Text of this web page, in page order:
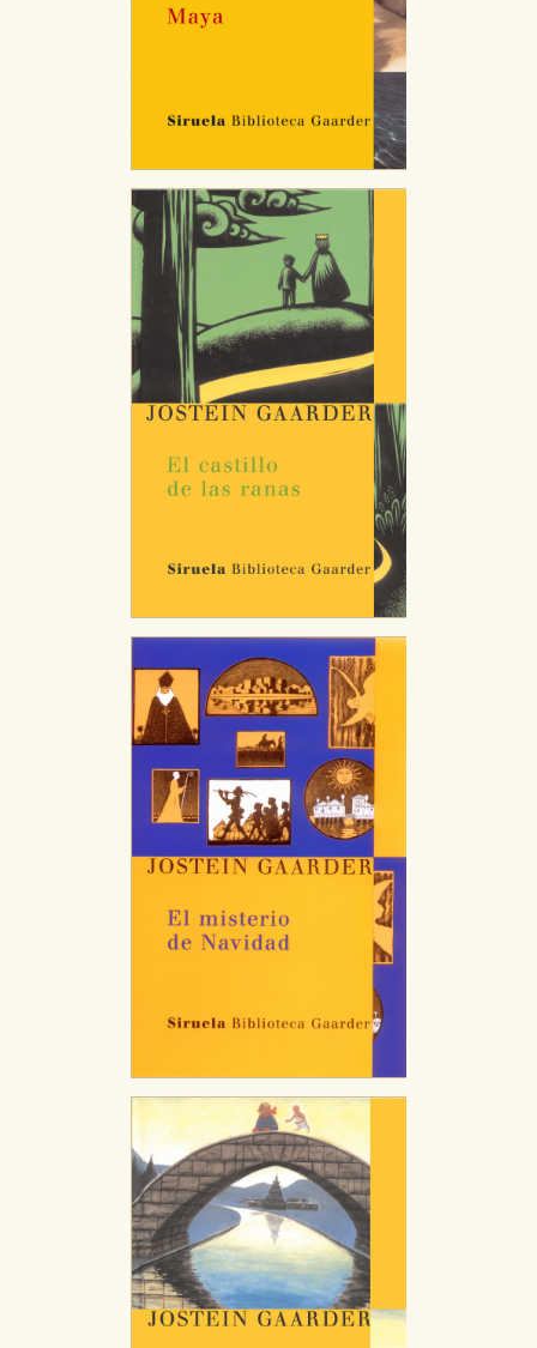
Estas cookies son necesarias para que nuestro sitio
web funcione y no es posible deshabilitarlas desde
nuestro sistema. Es posible hacerlo desde el
navegador, pero en ese caso es posible que algunas
correctamente.
Estas cookies se utilizan para mejorar su experiencia
de navegación y optimizar el funcionamiento de
nuestro sitio web. Almacenan configuraciones de
servicios para que no tenga que reconfigurarlos cada
vez que nos visita. La información es agregada y, por lo
tanto, es anónima.
Cookies de publicidad y redes sociales
Estas cookies son gestionadas por nuestros socios
publicitarios y se utilizan para mostrar publicidad
relevante para sus intereses en otros sitios. No
almacenan directamente información personal sino
que se basan en la identificación única de su
navegador y dispositivo de internet.
GUARDAR CONFIGURACIÓN
Puede consultar nuestrapolítica de cookies